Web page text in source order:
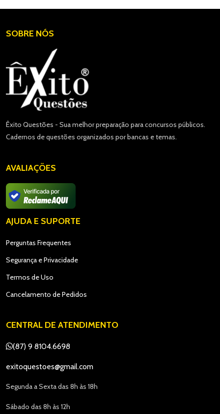
SOBRE NÓS
Êxito Questões - Sua melhor preparação para concursos públicos.
Cadernos de questões organizados por bancas e temas.
AVALIAÇÕES
AJUDA E SUPORTE
Perguntas Frequentes
Segurança e Privacidade
Termos de Uso
Cancelamento de Pedidos
CENTRAL DE ATENDIMENTO
(87) 9 8104.6698
exitoquestoes@gmail.com
Segunda a Sexta das 8h às 18h
Sábado das 8h às 12h